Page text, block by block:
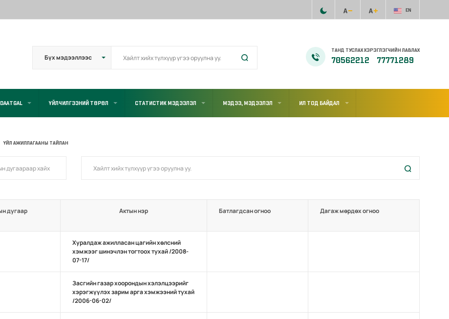
EN
ТАНД ТУСЛАХ ХЭРЭГЛЭГЧИЙН ЛАВЛАХ
70562212 77771289
ҮЙЛЧИЛГЭЭНИЙ ТӨРӨЛ СТАТИСТИК МЭДЭЭЛЭЛ МЭДЭЭ, МЭДЭЭЛЭЛ ИЛ ТОД БАЙДАЛ
ҮЙЛ АЖИЛЛАГААНЫ ТАЙЛАН
дугаар Актын нэр Батлагдсан огноо Дагаж мөрдөх огноо
Хуралдаж ажилласан цагийн хөлсний
хэмжээг шинэчлэн тогтоох тухай /2008-
07-17/
Засгийн газар хоорондын хэлэлцээрийг
хэрэгжүүлэх зарим арга хэмжээний тухай
/2006-06-02/